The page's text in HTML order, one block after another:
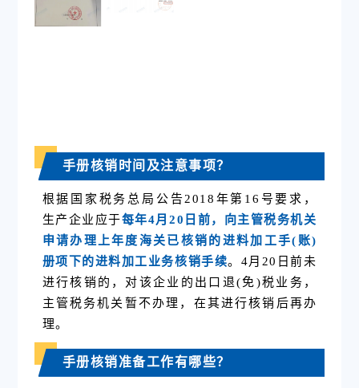
手册核销时间及注意事项？
根据国家税务总局公告2018年第16号要求，
生产企业应于每年4月20日前，向主管税务机关
申请办理上年度海关已核销的进料加工手(账)
册项下的进料加工业务核销手续。4月20日前未
进行核销的，对该企业的出口退(免)税业务，
主管税务机关暂不办理，在其进行核销后再办
理。
手册核销准备工作有哪些？